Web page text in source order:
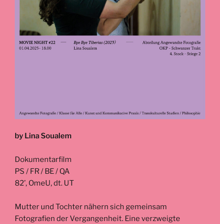
by Lina Soualem
Dokumentarfilm
PS / FR / BE / QA
82’, OmeU, dt. UT
Mutter und Tochter nähern sich gemeinsam
Fotografien der Vergangenheit. Eine verzweigte